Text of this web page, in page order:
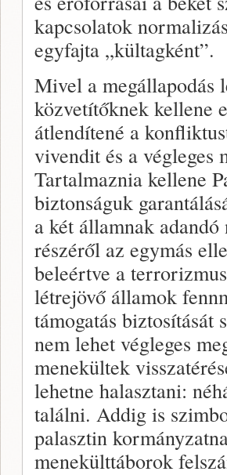
kapcsolatok
egyfajta „kültagként”.
Mivel a megállapodás
közvetítőknek kellene
átlendítené a
vivendit és a végleges
Tartalmaznia kellene
biztonságuk
a két államnak
részéről az egymás
beleértve a
létrejövő államok
támogatás biztosítását
nem lehet végleges
menekültek
lehetne halasztani:
találni. Addig is
palasztin
menekülttáborok